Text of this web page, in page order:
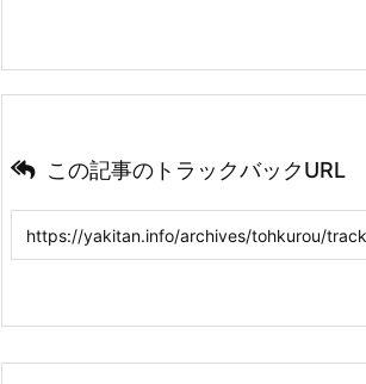
この記事のトラックバックURL